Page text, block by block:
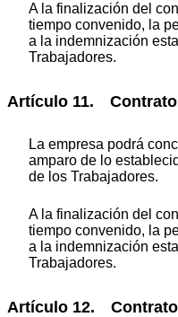
A la finalización del
tiempo convenido, la
a la indemnización
Trabajadores.
Artículo 11. Contrato
La empresa podrá
amparo de lo
de los Trabajadores.
A la finalización del
tiempo convenido, la
a la indemnización
Trabajadores.
Artículo 12. Contrato